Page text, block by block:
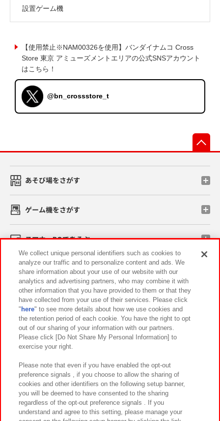
設置ゲーム機
【使用禁止※NAM00326を使用】バンダイナムコ Cross
Store 東京 アミューズメントエリアの公式SNSアカウント
はこちら！
@bn_crossstore_t
あそび場をさがす
ゲーム機をさがす
スマホ・PCであそぶ
イベント・キャンペーン
関連会社 サステナビリティ サイトポリシー
プライバシーポリシー ウェブアクセシビリティ方針と検証結果
お取引先さまとともに
カスタマーハラスメント対応方針 よくあるご質問・お問い合わせ
We collect unique personal identifiers such as cookies to
analyze our traffic and to personalize content and ads. We
share information about your use of our website with our
analytics and advertising partners, who may combine it with
other information that you have provided to them or that they
have collected from your use of their services. Please click
" here" to see more details about how we use cookies and
the retention period of each cookie. You have the right to opt
out of our sharing of your information with our partners.
Please click [Do Not Share My Personal Information] to
exercise your right.
Please note that even if you have enabled the opt-out
preference signals , if you choose to allow the sharing of
cookies and other identifiers on the following setup banner,
you will be deemed to have consented to the sharing
regardless of the opt-out preference signals . If you
understand and agree to this setting, please manage your